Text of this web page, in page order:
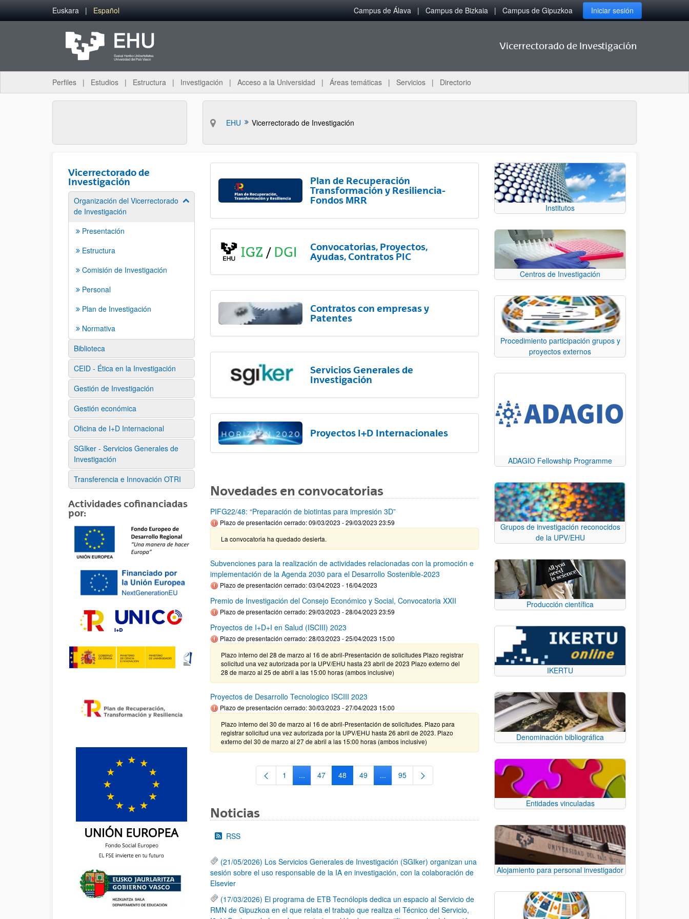
Saltar al contenido principal
Euskara Español Campus de Álava Campus de Bizkaia Campus de Gipuzkoa Iniciar sesión
Vicerrectorado de Investigación
Perfiles Estudios Estructura Investigación Acceso a la Universidad Áreas temáticas Servicios Directorio
EHU Vicerrectorado de Investigación
Vicerrectorado de
Investigación
Organización del Vicerrectorado
de Investigación
Mostrar/ocultar subpáginas
Presentación
Estructura
Comisión de Investigación
Personal
Plan de Investigación
Normativa
Biblioteca
CEID - Ética en la Investigación
Gestión de Investigación
Gestión económica
Oficina de I+D Internacional
SGIker - Servicios Generales de
Investigación
Transferencia e Innovación OTRI
Actividades cofinanciadas
por:
Plan de Recuperación
Transformación y Resiliencia-
Fondos MRR
Convocatorias, Proyectos,
Ayudas, Contratos PIC
Contratos con empresas y
Patentes
Servicios Generales de
Investigación
Proyectos I+D Internacionales
Novedades en convocatorias
PIFG22/48: “Preparación de biotintas para impresión 3D”
Plazo de presentación cerrado: 09/03/2023 - 29/03/2023 23:59
La convocatoria ha quedado desierta.
Subvenciones para la realización de actividades relacionadas con la promoción e
implementación de la Agenda 2030 para el Desarrollo Sostenible-2023
Plazo de presentación cerrado: 03/04/2023 - 16/04/2023
Premio de Investigación del Consejo Económico y Social, Convocatoria XXII
Plazo de presentación cerrado: 29/03/2023 - 28/04/2023 23:59
Proyectos de I+D+I en Salud (ISCIII) 2023
Plazo de presentación cerrado: 28/03/2023 - 25/04/2023 15:00
Plazo interno del 28 de marzo al 16 de abril-Presentación de solicitudes Plazo registrar
solicitud una vez autorizada por la UPV/EHU hasta 23 abril de 2023 Plazo externo del
28 de marzo al 25 de abril a las 15:00 horas (ambos inclusive)
Proyectos de Desarrollo Tecnologico ISCIII 2023
Plazo de presentación cerrado: 30/03/2023 - 27/04/2023 15:00
Plazo interno del 30 de marzo al 16 de abril-Presentación de solicitudes. Plazo para
registrar solicitud una vez autorizada por la UPV/EHU hasta 26 abril de 2023. Plazo
externo del 30 de marzo al 27 de abril a las 15:00 horas (ambos inclusive)
Página
1 ...Páginas intermedias Use TAB para desplazarse.
Página
47 Página
48 Página
49 ...Páginas intermedias Use TAB para desplazarse.
Página
95
Noticias
RSS
(21/05/2026) Los Servicios Generales de Investigación (SGIker) organizan una
sesión sobre el uso responsable de la IA en investigación, con la colaboración de
Elsevier
(17/03/2026) El programa de ETB Tecnólopis dedica un espacio al Servicio de
RMN de Gipuzkoa en el que relata el trabajo que realiza el Técnico del Servicio,
Institutos
Centros de Investigación
Procedimiento participación grupos y
proyectos externos
ADAGIO Fellowship Programme
Grupos de investigación reconocidos
de la UPV/EHU
Producción científica
IKERTU
Denominación bibliográfica
Entidades vinculadas
Alojamiento para personal investigador